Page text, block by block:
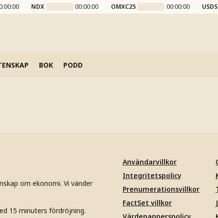
NDX 00:00:00 OMXC25 00:00:00
BOK PODD
om ekonomi. Vi vänder
15 minuters fördröjning.
Användarvillkor
Integritetspolicy
Prenumerationsvillkor
FactSet villkor
Värdepapperspolicy